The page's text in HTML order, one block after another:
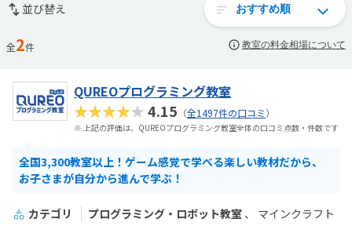
並び替え
全2件 教室の料金相場について
QUREOプログラミング教室
★★★★★4.15 （全1497件の口コミ）
※ 上記の評価は、QUREOプログラミング教室全体の口コミ点数・件数です
全国3,300教室以上！ゲーム感覚で学べる楽しい教材だから、
お子さまが自分から進んで学ぶ！
カテゴリ プログラミング・ロボット教室
マインクラフト